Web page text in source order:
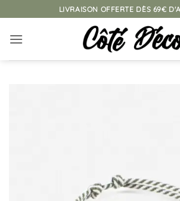
au
contenu
LIVRAISON OFFERTE DÈS 69€